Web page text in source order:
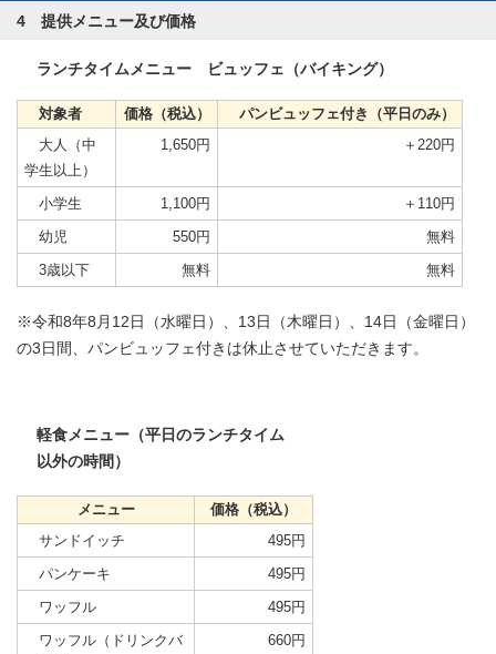
4 提供メニュー及び価格
ランチタイムメニュー ビュッフェ（バイキング）
対象者 価格（税込）
パンビュッフェ付き（平日のみ）
大人（中
学生以上）
1,650円 ＋220円
小学生 1,100円
＋110円
幼児
550円
無料
3歳以下
無料 無料
※令和8年8月12日（水曜日）、13日（木曜日）、14日（金曜日）
の3日間、パンビュッフェ付きは休止させていただきます。
軽食メニュー（平日のランチタイム
以外の時間）
メニュー
価格（税込）
サンドイッチ
495円
パンケーキ
495円
ワッフル
495円
ワッフル（ドリンクバ
660円